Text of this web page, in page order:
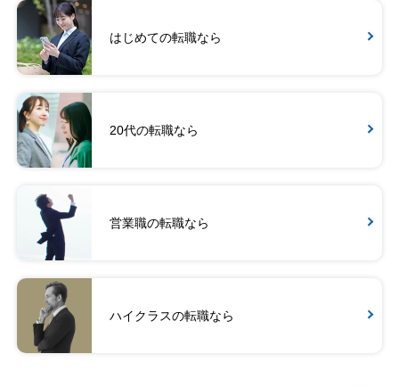
はじめての転職なら
20代の転職なら
営業職の転職なら
ハイクラスの転職なら